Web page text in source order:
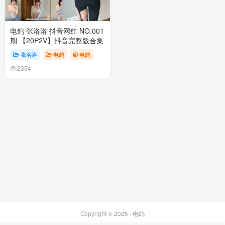
电鸽 张洛洛 抖音网红 NO.001
期 【20P2V】抖音完整版合集
张洛洛 电鸽 电鸽
2354
Copyright © 2025 · 电鸽